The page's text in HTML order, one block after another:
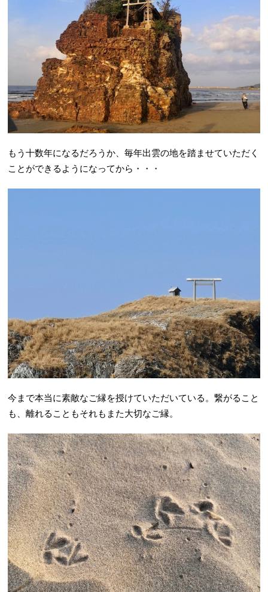
もう十数年になるだろうか、毎年出雲の地を踏ませていただく
ことができるようになってから・・・
今まで本当に素敵なご縁を授けていただいている。繋がること
も、離れることもそれもまた大切なご縁。